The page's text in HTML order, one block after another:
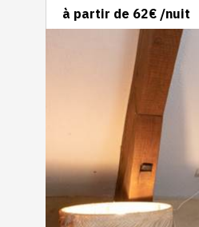
à partir de 62€ /nuit